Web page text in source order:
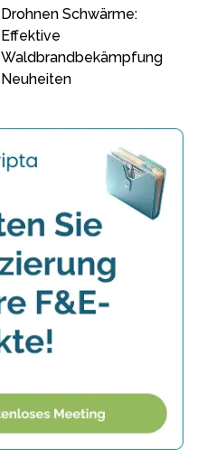
Drohnen Schwärme:
Effektive
Waldbrandbekämpfung
Neuheiten